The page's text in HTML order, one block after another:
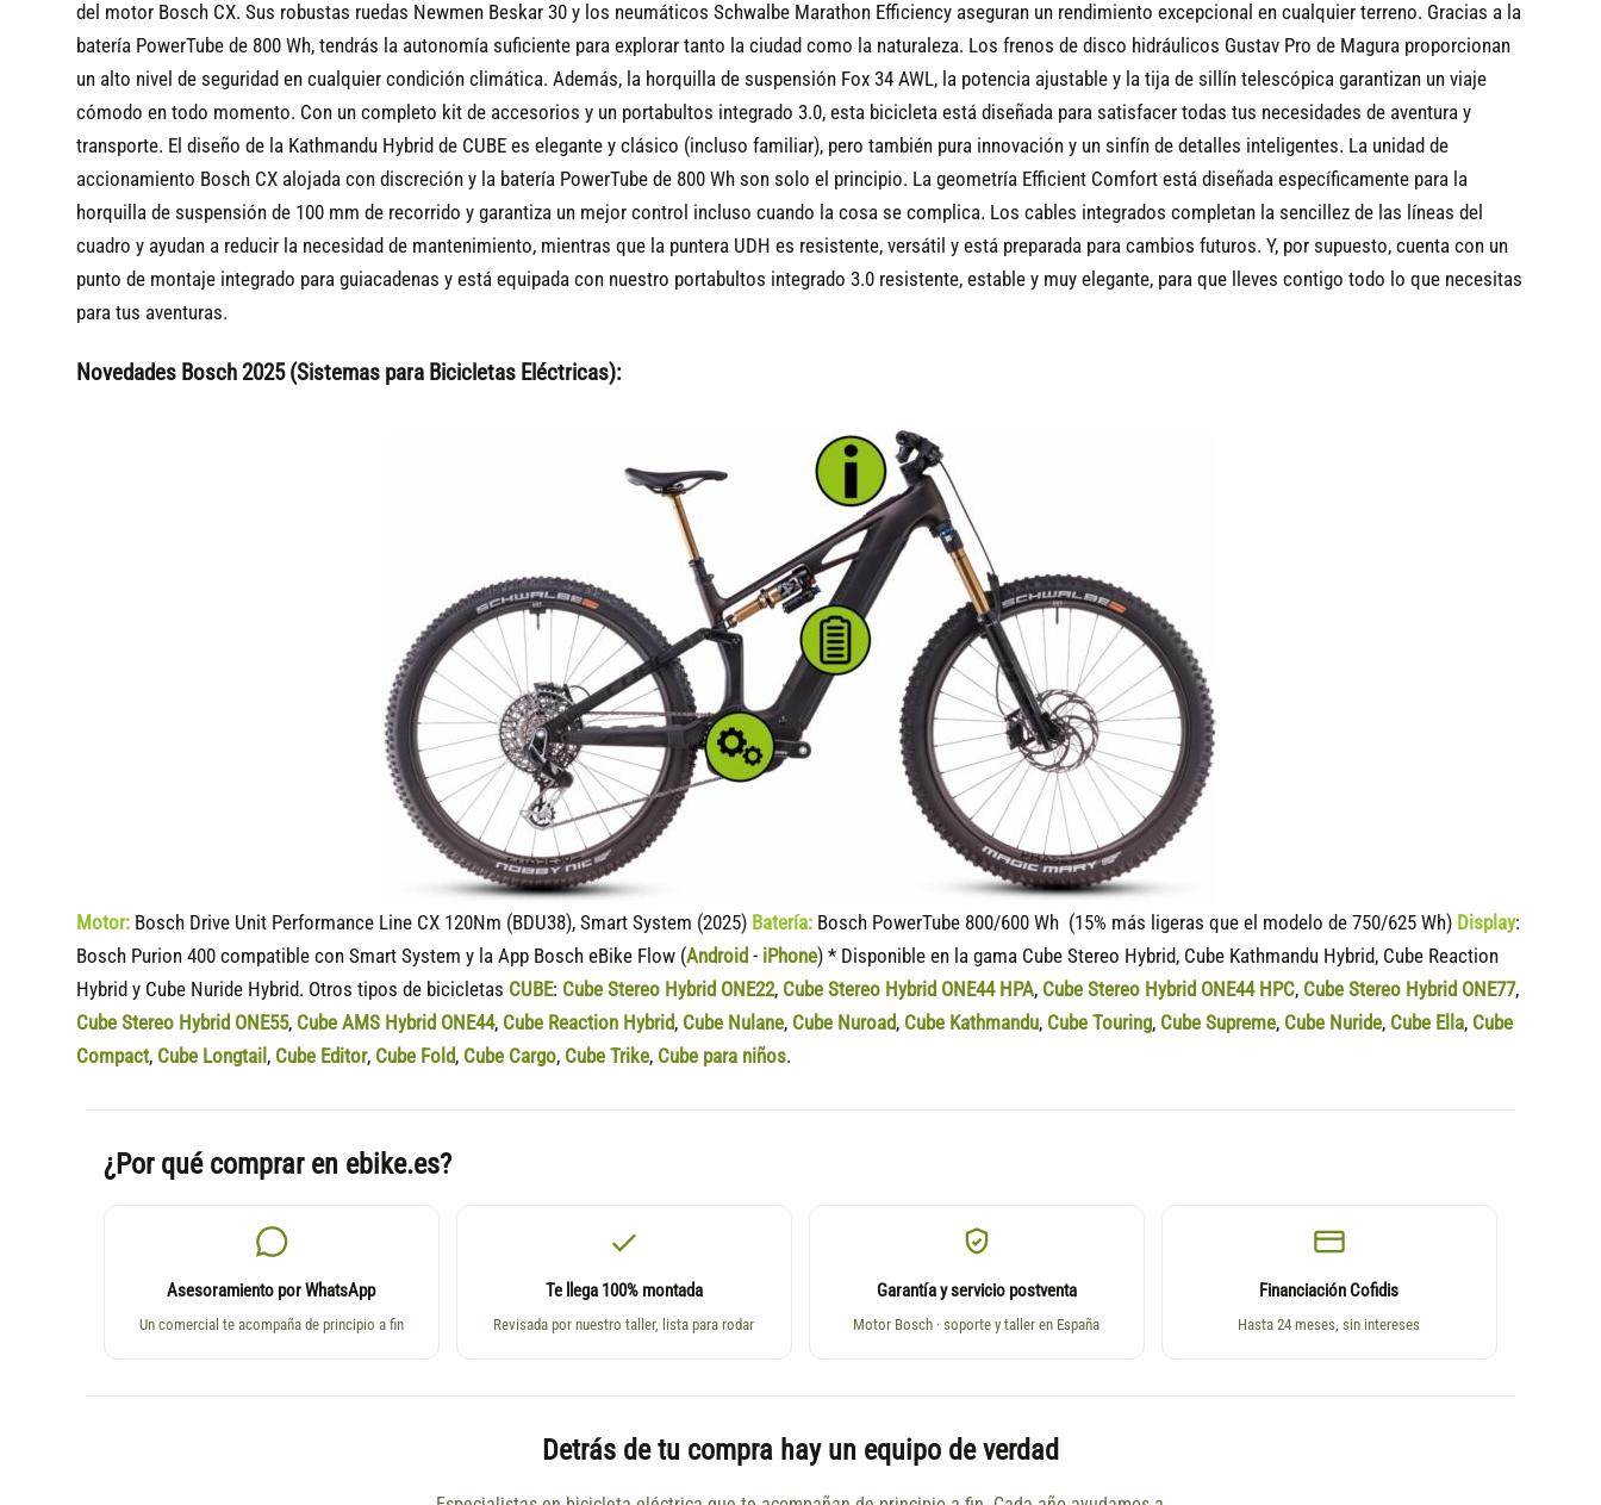
del motor Bosch CX. Sus robustas ruedas Newmen Beskar 30 y los neumáticos Schwalbe Marathon Efficiency aseguran un rendimiento excepcional en cualquier terreno. Gracias a la
batería PowerTube de 800 Wh, tendrás la autonomía suficiente para explorar tanto la ciudad como la naturaleza. Los frenos de disco hidráulicos Gustav Pro de Magura proporcionan
un alto nivel de seguridad en cualquier condición climática. Además, la horquilla de suspensión Fox 34 AWL, la potencia ajustable y la tija de sillín telescópica garantizan un viaje
cómodo en todo momento. Con un completo kit de accesorios y un portabultos integrado 3.0, esta bicicleta está diseñada para satisfacer todas tus necesidades de aventura y
transporte. El diseño de la Kathmandu Hybrid de CUBE es elegante y clásico (incluso familiar), pero también pura innovación y un sinfín de detalles inteligentes. La unidad de
accionamiento Bosch CX alojada con discreción y la batería PowerTube de 800 Wh son solo el principio. La geometría Efficient Comfort está diseñada específicamente para la
horquilla de suspensión de 100 mm de recorrido y garantiza un mejor control incluso cuando la cosa se complica. Los cables integrados completan la sencillez de las líneas del
cuadro y ayudan a reducir la necesidad de mantenimiento, mientras que la puntera UDH es resistente, versátil y está preparada para cambios futuros. Y, por supuesto, cuenta con un
punto de montaje integrado para guiacadenas y está equipada con nuestro portabultos integrado 3.0 resistente, estable y muy elegante, para que lleves contigo todo lo que necesitas
para tus aventuras.
Novedades Bosch 2025 (Sistemas para Bicicletas Eléctricas):
Motor:Bosch Drive Unit Performance Line CX 120Nm (BDU38), Smart System (2025) Batería:Bosch PowerTube 800/600 Wh (15% más ligeras que el modelo de 750/625 Wh) Display:
Bosch Purion 400 compatiblecon Smart System y la App Bosch eBike Flow (Android - iPhone) * Disponible en la gama Cube Stereo Hybrid, Cube Kathmandu Hybrid, Cube Reaction
Hybrid y Cube Nuride Hybrid. Otros tipos de bicicletas CUBE: Cube Stereo Hybrid ONE22, Cube Stereo Hybrid ONE44 HPA, Cube Stereo Hybrid ONE44 HPC, Cube Stereo Hybrid ONE77,
Cube Stereo Hybrid ONE55, Cube AMS Hybrid ONE44, Cube Reaction Hybrid, Cube Nulane, Cube Nuroad, Cube Kathmandu, Cube Touring, Cube Supreme, Cube Nuride, Cube Ella, Cube
Compact, Cube Longtail , Cube Editor, Cube Fold, Cube Cargo, Cube Trike, Cube para niños.
¿Por qué comprar en ebike.es?
Asesoramiento por WhatsApp
Un comercial te acompaña de principio a fin
Te llega 100% montada
Revisada por nuestro taller, lista para rodar
Garantía y servicio postventa
Motor Bosch · soporte y taller en España
Financiación Cofidis
Hasta 24 meses, sin intereses
Detrás de tu compra hay un equipo de verdad